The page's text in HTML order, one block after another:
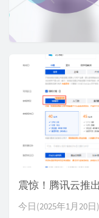
今日(2025年1月20